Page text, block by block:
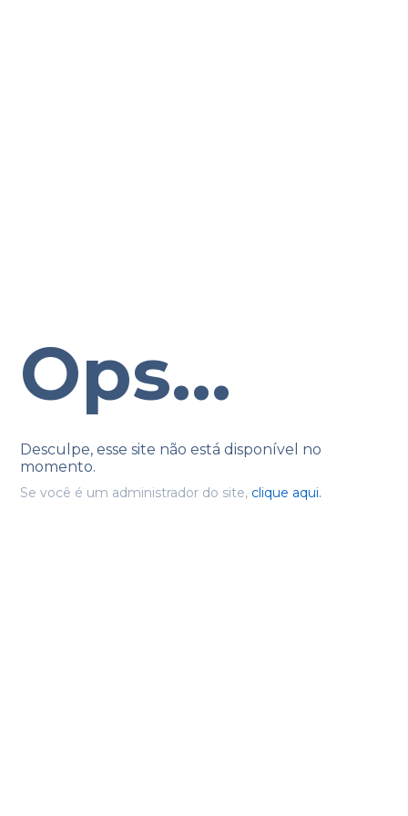
Ops...
Desculpe, esse site não está disponível no
momento.
Se você é um administrador do site, clique aqui.